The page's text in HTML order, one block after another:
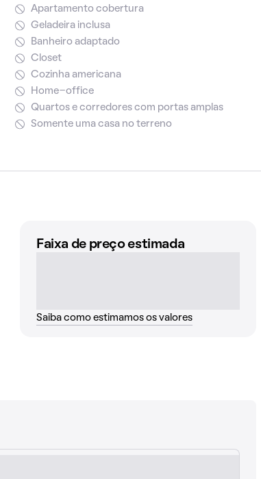
Apartamento cobertura
Geladeira inclusa
Banheiro adaptado
Closet
Cozinha americana
Home-office
Quartos e corredores com portas amplas
Somente uma casa no terreno
Faixa de preço estimada
Saiba como estimamos os valores